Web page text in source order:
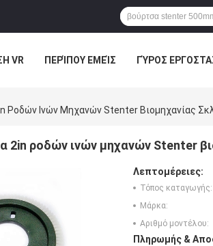
VR ΠΕΡΊΠΟΥ ΕΜΕΊΣ ΓΎΡΟΣ
Ροδών Ινών Μηχανών Stenter Βιομηχανίας
2in ροδών ινών μηχανών Stenter
Λεπτομέρειες:
Τόπος καταγωγής:
Μάρκα:
Αριθμό μοντέλου:
Πληρωμής &